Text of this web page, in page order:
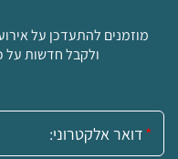
מוזמנים להתעדכן על
ולקבל חדשות על
אימייל: